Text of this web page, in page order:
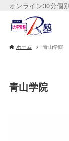
オンライン30分個
ホーム 青山学院
青山学院